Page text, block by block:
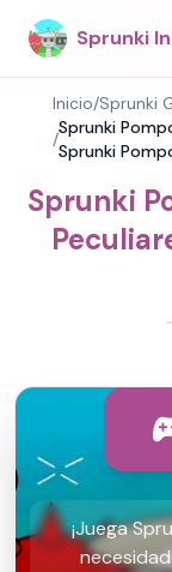
Sprunki
Inicio/Sprunki
/
Sprunki
Sprunki
Sprunki
¡Juega